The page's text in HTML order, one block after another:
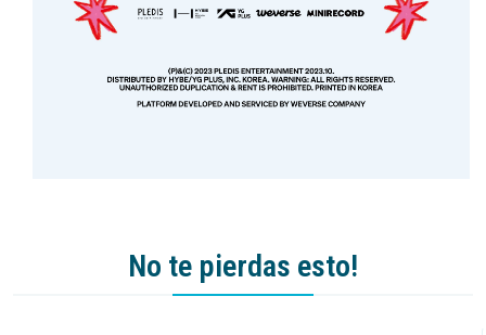
No te pierdas esto!